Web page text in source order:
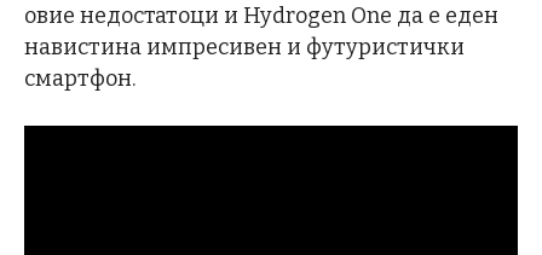
овие недостатоци и Hydrogen One да е еден
навистина импресивен и футуристички
смартфон.